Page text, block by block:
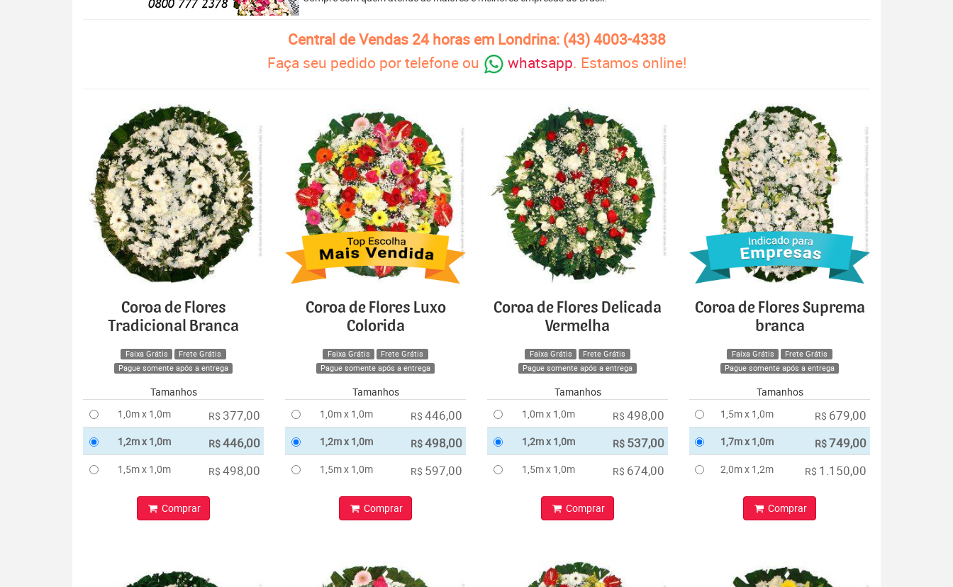
Central de Vendas 24 horas em Londrina: (43) 4003-4338
Faça seu pedido por telefone ou
whatsapp. Estamos online!
Coroa de Flores
Tradicional Branca
Faixa Grátis
Frete Grátis
Pague somente após a entrega
Tamanhos
1,0m x 1,0m
R$ 377,00
1,2m x 1,0m R$446,00
1,5m x 1,0m R$ 498,00
Comprar
Coroa de Flores Luxo
Colorida
Faixa Grátis
Frete Grátis
Pague somente após a entrega
Tamanhos
1,0m x 1,0m
R$ 446,00
1,2m x 1,0m R$498,00
1,5m x 1,0m R$ 597,00
Comprar
Coroa de Flores Delicada
Vermelha
Faixa Grátis
Frete Grátis
Pague somente após a entrega
Tamanhos
1,0m x 1,0m
R$ 498,00
1,2m x 1,0m R$ 537,00
1,5m x 1,0m R$ 674,00
Comprar
Coroa de Flores Suprema
branca
Faixa Grátis
Frete Grátis
Pague somente após a entrega
Tamanhos
1,5m x 1,0m
R$ 679,00
1,7m x 1,0m R$749,00
2,0m x 1,2m R$ 1.150,00
Comprar